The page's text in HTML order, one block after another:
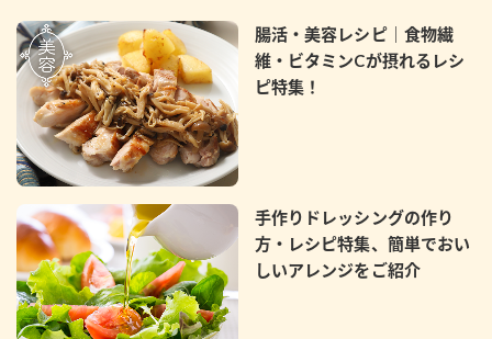
腸活・美容レシピ｜食物繊
維・ビタミンCが摂れるレシ
ピ特集！
手作りドレッシングの作り
方・レシピ特集、簡単でおい
しいアレンジをご紹介